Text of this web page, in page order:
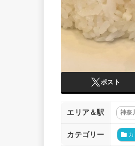
ポスト
エリア＆駅 神奈
カテゴリー